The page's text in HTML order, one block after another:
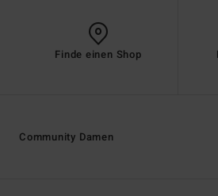
Finde einen Shop
Community Damen